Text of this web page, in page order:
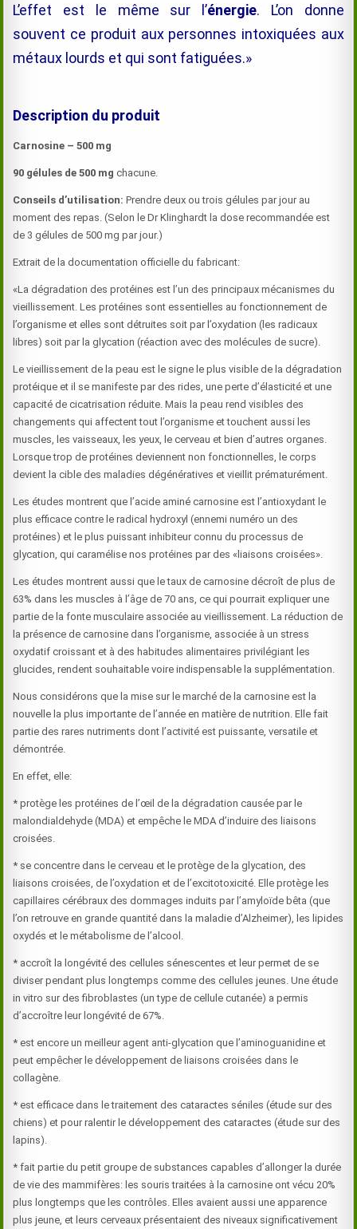
L’effet est le même sur l’énergie. L’on donne
souvent ce produit aux personnes intoxiquées aux
métaux lourds et qui sont fatiguées.»
Description du produit
Carnosine – 500 mg
90 gélules de 500 mg chacune.
Conseils d’utilisation: Prendre deux ou trois gélules par jour au
moment des repas. (Selon le Dr Klinghardt la dose recommandée est
de 3 gélules de 500 mg par jour.)
Extrait de la documentation officielle du fabricant:
«La dégradation des protéines est l’un des principaux mécanismes du
vieillissement. Les protéines sont essentielles au fonctionnement de
l’organisme et elles sont détruites soit par l’oxydation (les radicaux
libres) soit par la glycation (réaction avec des molécules de sucre).
Le vieillissement de la peau est le signe le plus visible de la dégradation
protéique et il se manifeste par des rides, une perte d’élasticité et une
capacité de cicatrisation réduite. Mais la peau rend visibles des
changements qui affectent tout l’organisme et touchent aussi les
muscles, les vaisseaux, les yeux, le cerveau et bien d’autres organes.
Lorsque trop de protéines deviennent non fonctionnelles, le corps
devient la cible des maladies dégénératives et vieillit prématurément.
Les études montrent que l’acide aminé carnosine est l’antioxydant le
plus efficace contre le radical hydroxyl (ennemi numéro un des
protéines) et le plus puissant inhibiteur connu du processus de
glycation, qui caramélise nos protéines par des «liaisons croisées».
Les études montrent aussi que le taux de carnosine décroît de plus de
63% dans les muscles à l’âge de 70 ans, ce qui pourrait expliquer une
partie de la fonte musculaire associée au vieillissement. La réduction de
la présence de carnosine dans l’organisme, associée à un stress
oxydatif croissant et à des habitudes alimentaires privilégiant les
glucides, rendent souhaitable voire indispensable la supplémentation.
Nous considérons que la mise sur le marché de la carnosine est la
nouvelle la plus importante de l’année en matière de nutrition. Elle fait
partie des rares nutriments dont l’activité est puissante, versatile et
démontrée.
En effet, elle:
* protège les protéines de l’œil de la dégradation causée par le
malondialdehyde (MDA) et empêche le MDA d’induire des liaisons
croisées.
* se concentre dans le cerveau et le protège de la glycation, des
liaisons croisées, de l’oxydation et de l’excitotoxicité. Elle protège les
capillaires cérébraux des dommages induits par l’amyloïde bêta (que
l’on retrouve en grande quantité dans la maladie d’Alzheimer), les lipides
oxydés et le métabolisme de l’alcool.
* accroît la longévité des cellules sénescentes et leur permet de se
diviser pendant plus longtemps comme des cellules jeunes. Une étude
in vitro sur des fibroblastes (un type de cellule cutanée) a permis
d’accroître leur longévité de 67%.
* est encore un meilleur agent anti-glycation que l’aminoguanidine et
peut empêcher le développement de liaisons croisées dans le
collagène.
* est efficace dans le traitement des cataractes séniles (étude sur des
chiens) et pour ralentir le développement des cataractes (étude sur des
lapins).
* fait partie du petit groupe de substances capables d’allonger la durée
de vie des mammifères: les souris traitées à la carnosine ont vécu 20%
plus longtemps que les contrôles. Elles avaient aussi une apparence
plus jeune, et leurs cerveaux présentaient des niveaux significativement